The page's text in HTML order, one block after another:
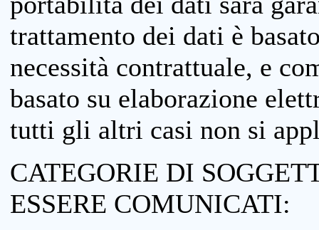
trattamento dei dati è
necessità contrattuale, e
basato su elaborazione
tutti gli altri casi non si
CATEGORIE DI
ESSERE COMUNICATI: